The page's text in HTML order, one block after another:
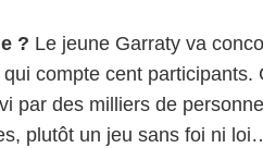
? Le jeune Garraty va
compte cent
par des milliers de
plutôt un jeu sans foi ni